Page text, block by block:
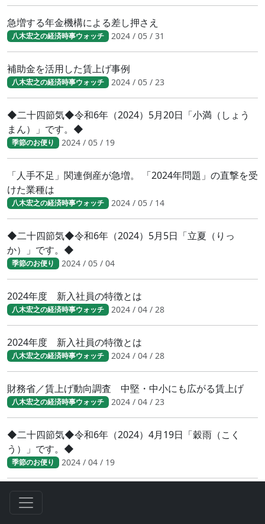
急増する年金機構による差し押さえ
八木宏之の経済時事ウォッチ 2024 / 05 / 31
補助金を活用した賃上げ事例
八木宏之の経済時事ウォッチ 2024 / 05 / 23
◆二十四節気◆令和6年（2024）5月20日「小満（しょう
まん）」です。◆
季節のお便り 2024 / 05 / 19
「人手不足」関連倒産が急増。 「2024年問題」の直撃を受
けた業種は
八木宏之の経済時事ウォッチ 2024 / 05 / 14
◆二十四節気◆令和6年（2024）5月5日「立夏（りっ
か）」です。◆
季節のお便り 2024 / 05 / 04
2024年度 新入社員の特徴とは
八木宏之の経済時事ウォッチ 2024 / 04 / 28
2024年度 新入社員の特徴とは
八木宏之の経済時事ウォッチ 2024 / 04 / 28
財務省／賃上げ動向調査 中堅・中小にも広がる賃上げ
八木宏之の経済時事ウォッチ 2024 / 04 / 23
◆二十四節気◆令和6年（2024）4月19日「穀雨（こく
う）」です。◆
季節のお便り 2024 / 04 / 19
人手不足が鮮明に 日銀短観（2024年3月調査）結果
八木宏之の経済時事ウォッチ